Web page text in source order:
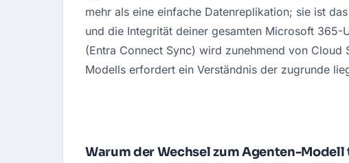
mehr als eine einfache Datenreplikation; sie ist
und die Integrität deiner gesamten Microsoft
(Entra Connect Sync) wird zunehmend von
Modells erfordert ein Verständnis der zugrunde
Warum der Wechsel zum Agenten-